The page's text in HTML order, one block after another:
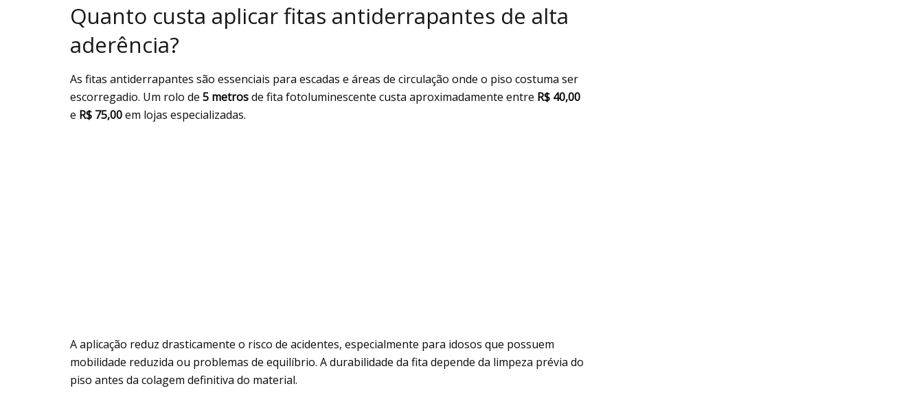
Quanto custa aplicar fitas antiderrapantes de alta
aderência?
As fitas antiderrapantes são essenciais para escadas e áreas de circulação onde o piso costuma ser
escorregadio. Um rolo de 5 metrosde fita fotoluminescente custa aproximadamente entre R$ 40,00
e R$ 75,00em lojas especializadas.
A aplicação reduz drasticamente o risco de acidentes, especialmente para idosos que possuem
mobilidade reduzida ou problemas de equilíbrio. A durabilidade da fita depende da limpeza prévia do
piso antes da colagem definitiva do material.